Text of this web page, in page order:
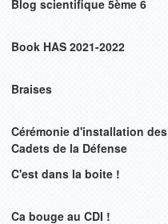
Blog scientifique 5ème 6
Book HAS 2021-2022
Braises
Cérémonie d'installation des
Cadets de la Défense
C'est dans la boite !
Ca bouge au CDI !